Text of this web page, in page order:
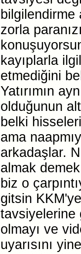
bilgilendirme
zorla
kayıplarla
etmediğini
Yatırımın
olduğunun
belki
ama
arkadaşlar.
almak
biz o
gitsin
tavsiyelerine
olmayı ve
uyarısını